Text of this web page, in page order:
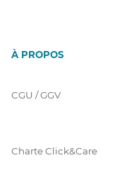
À PROPOS
CGU / GGV
Charte Click&Care